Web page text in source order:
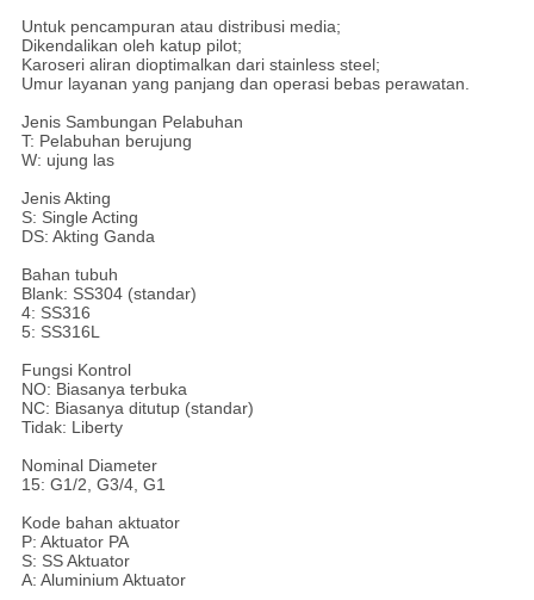
Untuk pencampuran atau distribusi media;
Dikendalikan oleh katup pilot;
Karoseri aliran dioptimalkan dari stainless steel;
Umur layanan yang panjang dan operasi bebas perawatan.
Jenis Sambungan Pelabuhan
T: Pelabuhan berujung
W: ujung las
Jenis Akting
S: Single Acting
DS: Akting Ganda
Bahan tubuh
Blank: SS304 (standar)
4: SS316
5: SS316L
Fungsi Kontrol
NO: Biasanya terbuka
NC: Biasanya ditutup (standar)
Tidak: Liberty
Nominal Diameter
15: G1/2, G3/4, G1
Kode bahan aktuator
P: Aktuator PA
S: SS Aktuator
A: Aluminium Aktuator